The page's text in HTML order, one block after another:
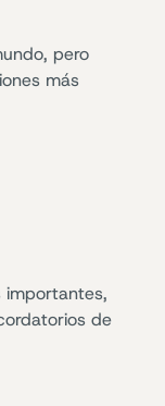
pero
más
importantes,
de